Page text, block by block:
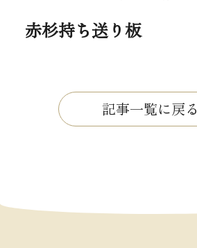
赤杉持ち送り板
記事一覧に戻る